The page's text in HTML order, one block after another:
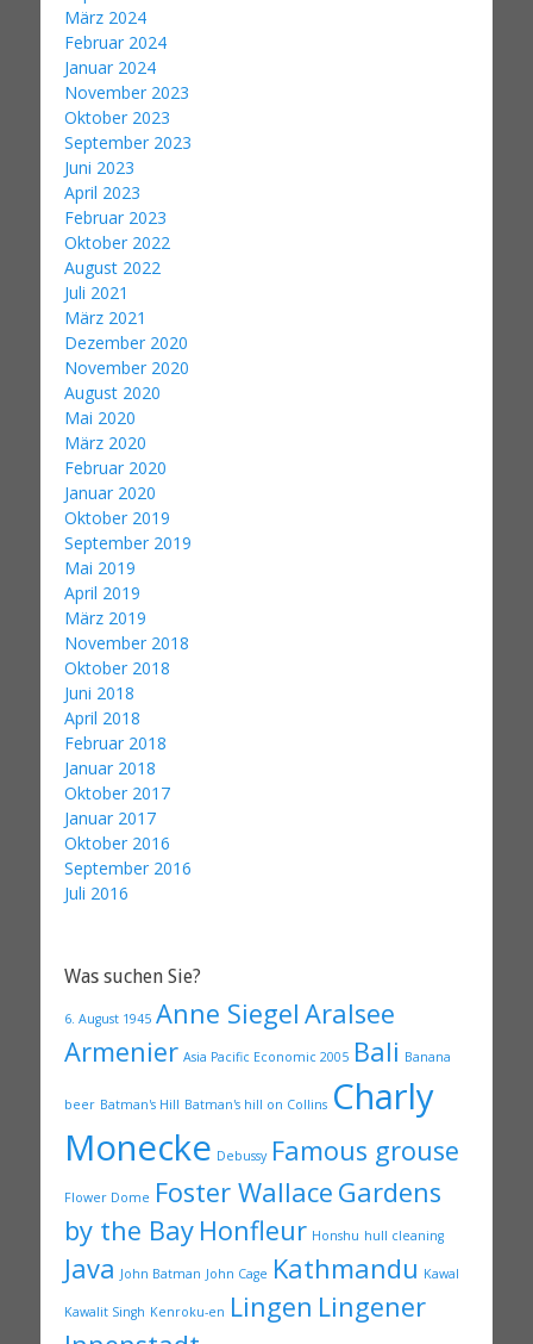
März 2024
Februar 2024
Januar 2024
November 2023
Oktober 2023
September 2023
Juni 2023
April 2023
Februar 2023
Oktober 2022
August 2022
Juli 2021
März 2021
Dezember 2020
November 2020
August 2020
Mai 2020
März 2020
Februar 2020
Januar 2020
Oktober 2019
September 2019
Mai 2019
April 2019
März 2019
November 2018
Oktober 2018
Juni 2018
April 2018
Februar 2018
Januar 2018
Oktober 2017
Januar 2017
Oktober 2016
September 2016
Juli 2016
Was suchen Sie?
6. August 1945 Anne Siegel Aralsee
Armenier Asia Pacific Economic 2005 Bali Banana
beer Batman's Hill Batman's hill on Collins Charly
Monecke Debussy Famous grouse
Flower Dome Foster Wallace Gardens
by the Bay Honfleur Honshu hull cleaning
Java John Batman John Cage Kathmandu Kawal
Kawalit Singh Kenroku-en Lingen Lingener